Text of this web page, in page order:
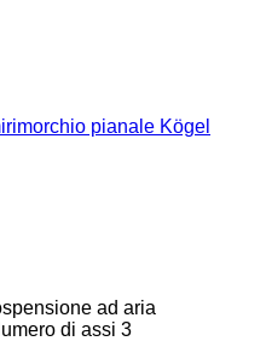
pianale Kögel
ad aria
di assi 3